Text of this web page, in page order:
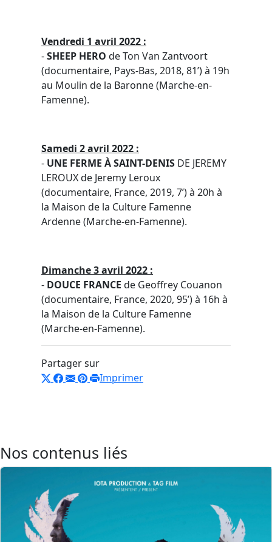
Vendredi 1 avril 2022 :
-SHEEP HERO de Ton Van Zantvoort
(documentaire, Pays-Bas, 2018, 81’) à 19h
au Moulin de la Baronne (Marche-en-
Famenne).
Samedi 2 avril 2022 :
- UNE FERME À SAINT-DENIS DE JEREMY
LEROUX de Jeremy Leroux
(documentaire, France, 2019, 7’) à 20h à
la Maison de la Culture Famenne
Ardenne (Marche-en-Famenne).
Dimanche 3 avril 2022 :
- DOUCE FRANCE de Geoffrey Couanon
(documentaire, France, 2020, 95’) à 16h à
la Maison de la Culture Famenne
(Marche-en-Famenne).
Partager sur
Imprimer
Nos contenus liés